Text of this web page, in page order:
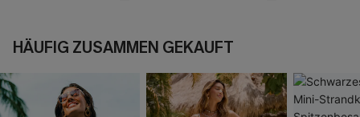
HÄUFIG ZUSAMMEN GEKAUFT